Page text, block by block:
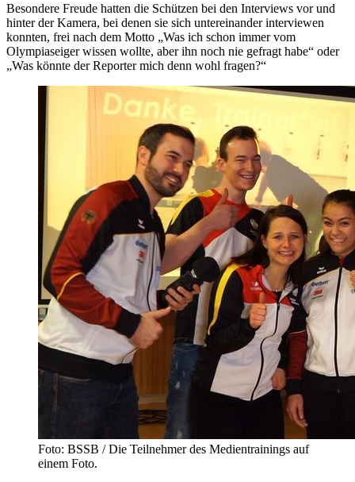
Besondere Freude hatten die Schützen bei den Interviews vor und
hinter der Kamera, bei denen sie sich untereinander interviewen
konnten, frei nach dem Motto „Was ich schon immer vom
Olympiaseiger wissen wollte, aber ihn noch nie gefragt habe“ oder
„Was könnte der Reporter mich denn wohl fragen?“
Foto: BSSB / Die Teilnehmer des Medientrainings auf
einem Foto.